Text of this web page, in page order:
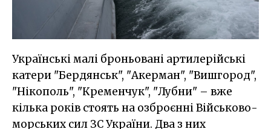
Українські малі броньовані артилерійські
катери "Бердянськ", "Акерман", "Вишгород",
"Нікополь", "Кременчук", "Лубни" – вже
кілька років стоять на озброєнні Військово-
морських сил ЗС України. Два з них